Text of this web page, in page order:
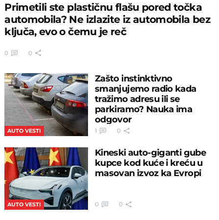
Primetili ste plastičnu flašu pored točka
automobila? Ne izlazite iz automobila bez
ključa, evo o čemu je reč
0 0
AUTO VESTI
Zašto instinktivno
smanjujemo radio kada
tražimo adresu ili se
parkiramo? Nauka ima
odgovor
1 0
AUTO VESTI
Kineski auto-giganti gube
kupce kod kuće i kreću u
masovan izvoz ka Evropi
0 0